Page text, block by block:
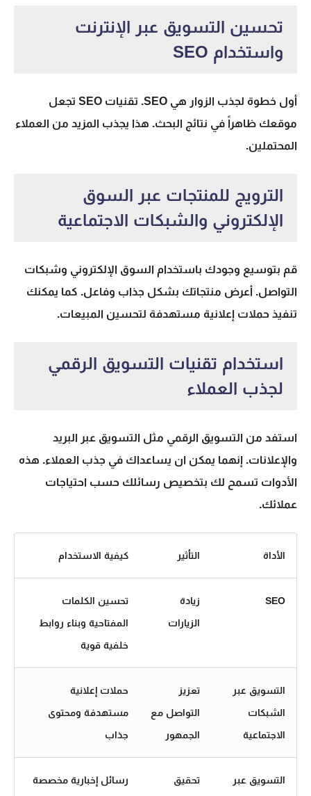
تحسين التسويق عبر الإنترنت
واستخدام SEO
أول خطوة لجذب الزوار هي SEO
. تقنيات SEO تجعل
موقعك ظاهراً في نتائج البحث. هذا يجذب المزيد من العملاء
المحتملين.
الترويج للمنتجات عبر السوق
الإلكتروني والشبكات الاجتماعية
قم بتوسيع وجودك باستخدام السوق الإلكتروني وشبكات
التواصل. أعرض منتجاتك بشكل جذاب وفاعل. كما يمكنك
تنفيذ حملات إعلانية مستهدفة لتحسين المبيعات.
استخدام تقنيات التسويق الرقمي
لجذب العملاء
استفد من التسويق الرقمي مثل التسويق عبر البريد
والإعلانات. إنهما يمكن ان يساعداك في جذب العملاء. هذه
الأدوات تسمح لك بتخصيص رسائلك حسب احتياجات
عملائك.
الأداة التأثير كيفية الاستخدام
SEO
زيادة
الزيارات
تحسين الكلمات
المفتاحية وبناء روابط
خلفية قوية
التسويق عبر
الشبكات
الاجتماعية
تعزيز
التواصل مع
الجمهور
حملات إعلانية
مستهدفة ومحتوى
جذاب
التسويق عبر
تحقيق
رسائل إخبارية مخصصة